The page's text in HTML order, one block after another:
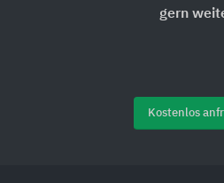
gern
Kostenlos